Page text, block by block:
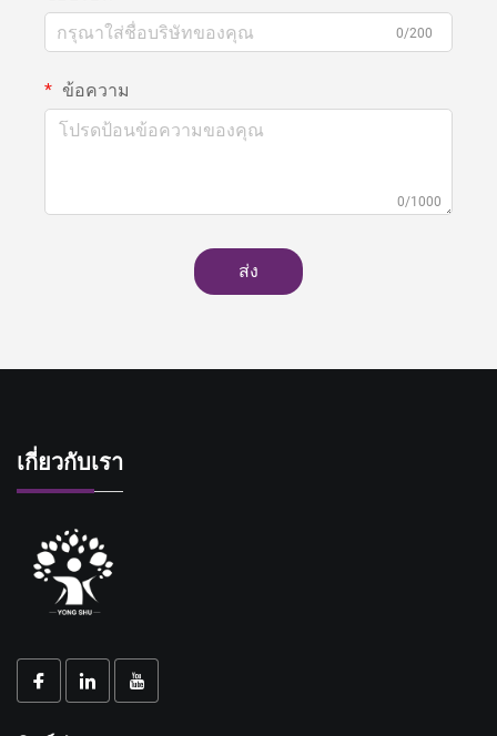
0/200
ข้อความ
0/1000
ส่ง
เกี่ยวกับเรา